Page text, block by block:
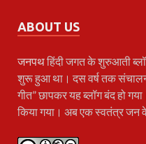
ABOUT US
जनपथहिंदी जगत के शुरुआती
शुरू हुआ था। दस वर्ष तक
गीत” छापकर यह ब्लॉग बंद हो
किया गया। अब एक स्वतंत्र